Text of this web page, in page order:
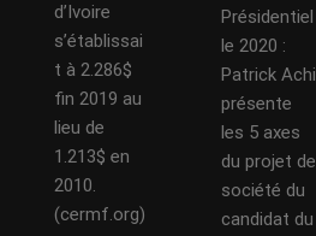
d’Ivoire
s’établissai
t à 2.286$
fin 2019 au
lieu de
1.213$ en
2010.
(cermf.org)
Présidentiel
le 2020 :
Patrick Achi
présente
les 5 axes
du projet de
société du
candidat du